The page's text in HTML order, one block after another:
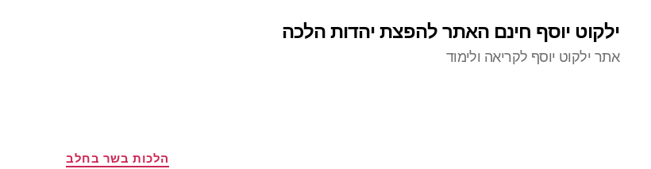
ילקוט יוסף חינם האתר להפצת יהדות הלכה
אתר ילקוט יוסף לקריאה ולימוד
קטגוריות
הלכות בשר בחלב